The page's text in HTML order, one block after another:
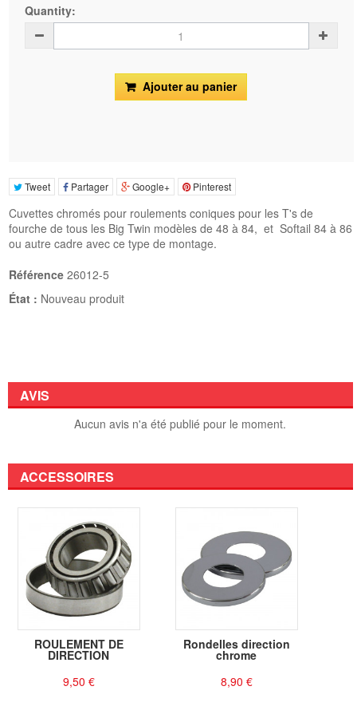
Quantity:
Ajouter au panier
Tweet Partager Google+ Pinterest
Cuvettes chromés pour roulements coniques pour les T's de
fourche de tous les Big Twin modèles de 48 à 84, et Softail 84 à 86
ou autre cadre avec ce type de montage.
Référence 26012-5
État : Nouveau produit
AVIS
Aucun avis n'a été publié pour le moment.
ACCESSOIRES
ROULEMENT DE
DIRECTION
9,50 €
Rondelles direction
chrome
8,90 €